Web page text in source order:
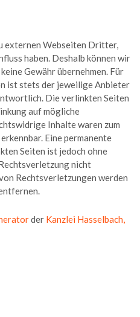
externen Webseiten Dritter,
haben. Deshalb können wir
Gewähr übernehmen. Für
ist stets der jeweilige Anbieter
Die verlinkten Seiten
auf mögliche
Inhalte waren zum
Eine permanente
Seiten ist jedoch ohne
nicht
Rechtsverletzungen werden
der Kanzlei Hasselbach,